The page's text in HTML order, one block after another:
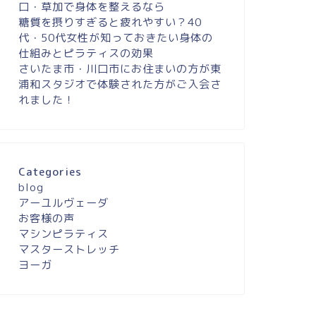
口・草加で身体を整えるなら
糖質を摂りすぎると疲れやすい？40
代・50代女性が知っておきたい身体の
仕組みとピラティスの効果
さいたま市・川口市にお住まいの方が東
浦和スタジオで体験された方がご入会さ
れました！
Categories
blog
アーユルヴェーダ
お客様の声
マシンピラティス
マスターストレッチ
ヨーガ